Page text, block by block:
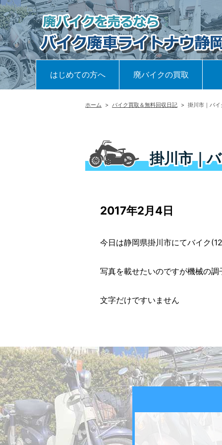
はじめての方へ 廃バイクの買取
ホーム > バイク買取＆無料回収日記 > 掛川市｜バ
掛川市｜
2017年2月4日
今日は静岡県掛川市にてバイク
写真を載せたいのですが機械の
文字だけですいません